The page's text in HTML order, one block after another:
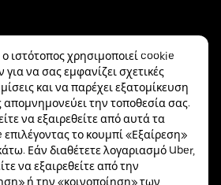
Inc.
ιστότοπος χρησιμοποιεί cookie
για να σας εμφανίζει σχετικές
και να παρέχει εξατομίκευση
απομνημονεύει την τοποθεσία σας.
να εξαιρεθείτε από αυτά τα
επιλέγοντας το κουμπί «Εξαίρεση»
Εάν διαθέτετε λογαριασμό Uber,
να εξαιρεθείτε από την
ή την «κοινοποίηση» των